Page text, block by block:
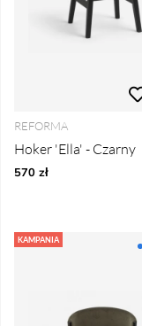
REFORMA
Hoker 'Ella' - Czarny
570 zł
KAMPANIA